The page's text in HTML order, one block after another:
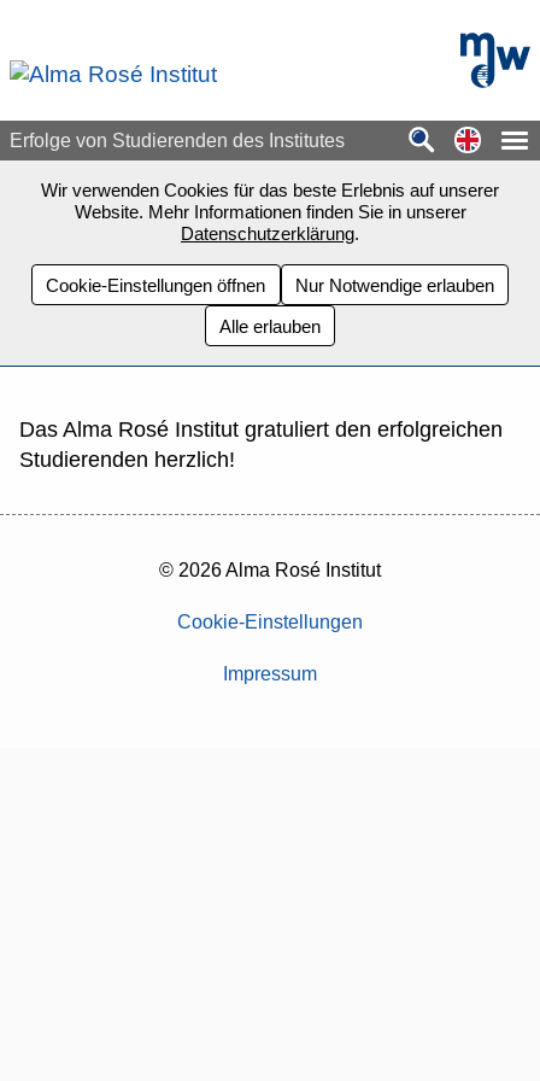
mdw -
Erfolge von Studierenden des Institutes
Wir verwenden Cookies für das beste Erlebnis auf unserer
Website. Mehr Informationen finden Sie in unserer
Datenschutzerklärung.
Cookie-Einstellungen öffnen
Nur Notwendige erlauben
Alle erlauben
Das Alma Rosé Institut gratuliert den erfolgreichen
Studierenden herzlich!
© 2026 Alma Rosé Institut
Cookie-Einstellungen
Impressum